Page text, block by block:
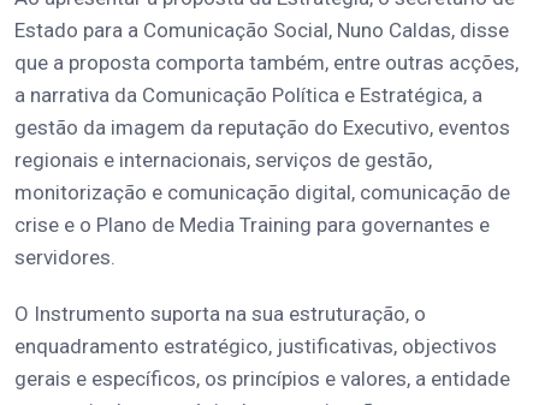
Estado para a Comunicação Social, Nuno Caldas, disse
que a proposta comporta também, entre outras acções,
a narrativa da Comunicação Política e Estratégica, a
gestão da imagem da reputação do Executivo, eventos
regionais e internacionais, serviços de gestão,
monitorização e comunicação digital, comunicação de
crise e o Plano de Media Training para governantes e
servidores.
O Instrumento suporta na sua estruturação, o
enquadramento estratégico, justificativas, objectivos
gerais e específicos, os princípios e valores, a entidade